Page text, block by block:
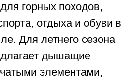
горных походов,
отдыха и обуви в
Для летнего сезона
дышащие
элементами,